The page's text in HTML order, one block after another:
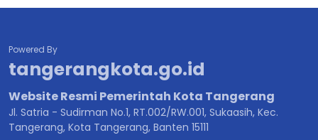
Powered By
tangerangkota.go.id
Website Resmi Pemerintah Kota Tangerang
Jl. Satria - Sudirman No.1, RT.002/RW.001, Sukaasih, Kec.
Tangerang, Kota Tangerang, Banten 15111